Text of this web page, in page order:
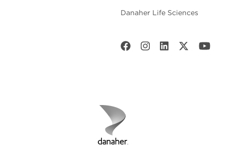
Danaher Life Sciences